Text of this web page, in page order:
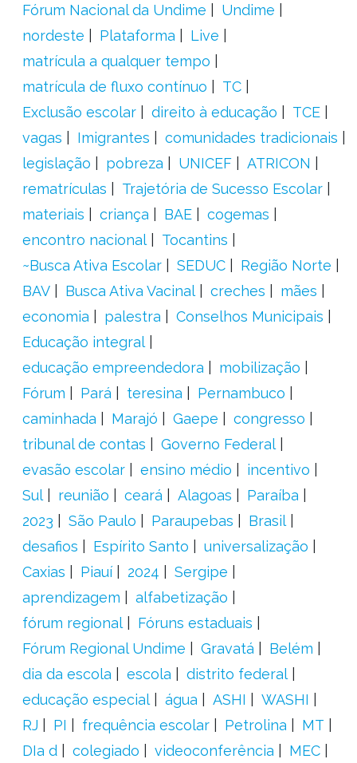
Fórum Nacional da Undime
Undime
nordeste
Plataforma
Live
matrícula a qualquer tempo
matrícula de fluxo contínuo
TC
Exclusão escolar
direito à educação
TCE
vagas
Imigrantes
comunidades tradicionais
legislação
pobreza UNICEF
ATRICON
rematrículas
Trajetória de Sucesso Escolar
materiais
criança BAE
cogemas
encontro nacional
Tocantins
~Busca Ativa Escolar
SEDUC
Região Norte
BAV
Busca Ativa Vacinal creches
mães
economia
palestra
Conselhos Municipais
Educação integral
educação empreendedora
mobilização
Fórum
Pará teresina
Pernambuco
caminhada
Marajó Gaepe
congresso
tribunal de contas
Governo Federal
evasão escolar
ensino médio
incentivo
Sul
reunião ceará Alagoas
Paraíba
2023
São Paulo Paraupebas
Brasil
desafios
Espírito Santo
universalização
Caxias
Piauí 2024
Sergipe
aprendizagem
alfabetização
fórum regional
Fóruns estaduais
Fórum Regional Undime
Gravatá
Belém
dia da escola
escola
distrito federal
educação especial
água ASHI
WASHI
RJ
PI frequência escolar Petrolina
MT
DIa d
colegiado videoconferência
MEC